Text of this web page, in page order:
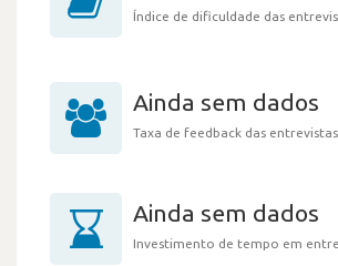
Índice de dificuldade das
Ainda sem dados
Taxa de feedback das entrevistas
Ainda sem dados
Investimento de tempo em